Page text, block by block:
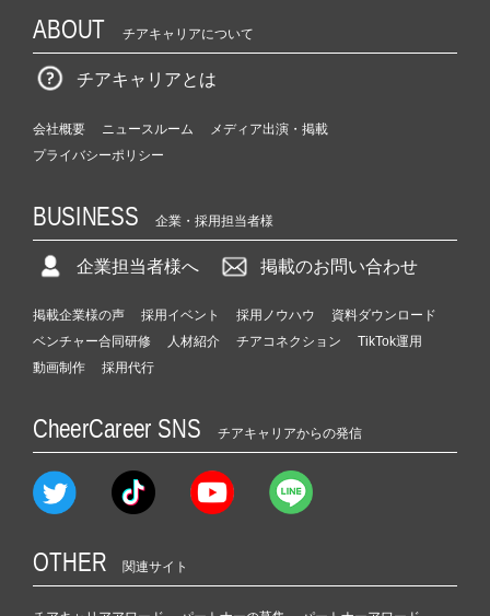
ABOUT チアキャリアについて
チアキャリアとは
会社概要 ニュースルーム
メディア出演・掲載
プライバシーポリシー
BUSINESS 企業・採用担当者様
企業担当者様へ 掲載のお問い合わせ
掲載企業様の声 採用イベント 採用ノウハウ
資料ダウンロード
ベンチャー合同研修
人材紹介 チアコネクション
TikTok運用
動画制作
採用代行
CheerCareer SNS チアキャリアからの発信
OTHER 関連サイト